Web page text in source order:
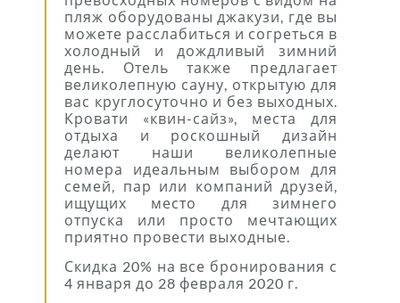
пляж оборудованы джакузи, где вы
можете расслабиться и согреться в
холодный и дождливый зимний
день. Отель также предлагает
великолепную сауну, открытую для
вас круглосуточно и без выходных.
Кровати «квин-сайз», места для
отдыха и роскошный дизайн
делают наши великолепные
номера идеальным выбором для
семей, пар или компаний друзей,
ищущих место для зимнего
отпуска или просто мечтающих
приятно провести выходные.
Скидка 20% на все бронирования с
4 января до 28 февраля 2020 г.